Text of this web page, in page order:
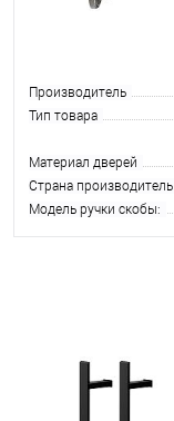
Производитель
Тип товара
Материал дверей
Страна производитель
Модель ручки скобы: